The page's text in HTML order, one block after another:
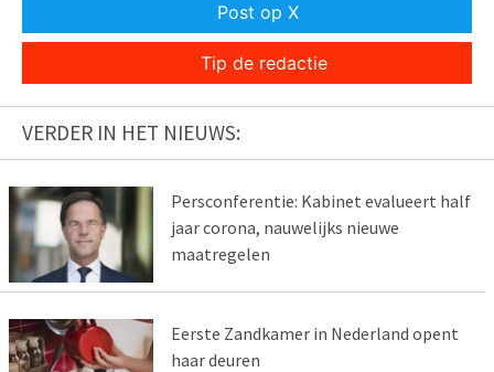
Post op X
Tip de redactie
VERDER IN HET NIEUWS:
Persconferentie: Kabinet evalueert half
jaar corona, nauwelijks nieuwe
maatregelen
Eerste Zandkamer in Nederland opent
haar deuren